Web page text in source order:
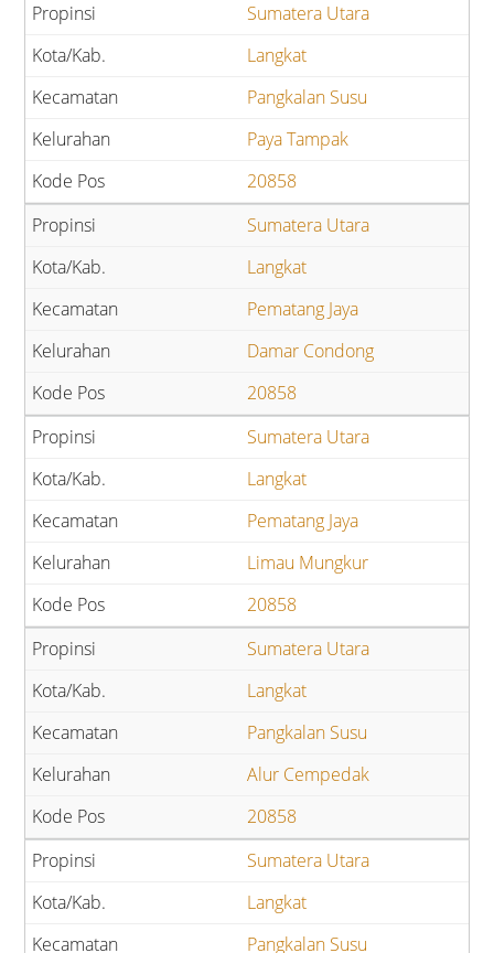
Sumatera Utara
Langkat
Pangkalan Susu
Paya Tampak
20858
Sumatera Utara
Langkat
Pematang Jaya
Damar Condong
20858
Sumatera Utara
Langkat
Pematang Jaya
Limau Mungkur
20858
Sumatera Utara
Langkat
Pangkalan Susu
Alur Cempedak
20858
Sumatera Utara
Langkat
Pangkalan Susu